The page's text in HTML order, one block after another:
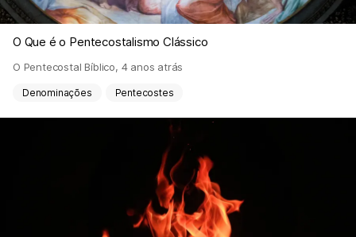
O Que é o Pentecostalismo Clássico
O Pentecostal Bíblico, 4 anos atrás
Denominações Pentecostes